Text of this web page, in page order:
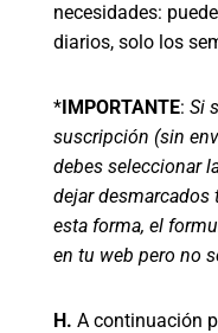
necesidades:
diarios, solo los
*IMPORTANTE: Si
suscripción (sin
debes seleccionar
dejar desmarcados
esta forma, el
en tu web pero no
H. A continuación